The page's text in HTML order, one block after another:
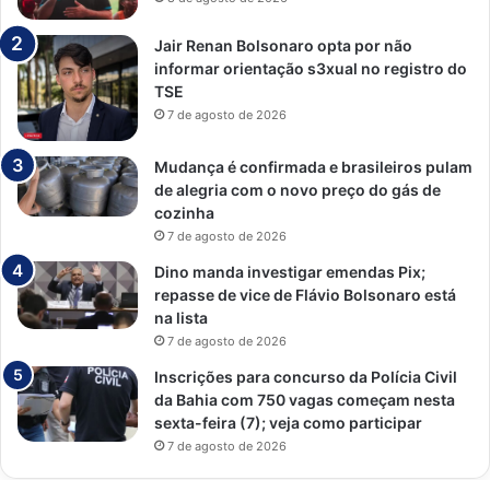
Jair Renan Bolsonaro opta por não
informar orientação s3xual no registro do
TSE
7 de agosto de 2026
Mudança é confirmada e brasileiros pulam
de alegria com o novo preço do gás de
cozinha
7 de agosto de 2026
Dino manda investigar emendas Pix;
repasse de vice de Flávio Bolsonaro está
na lista
7 de agosto de 2026
Inscrições para concurso da Polícia Civil
da Bahia com 750 vagas começam nesta
sexta-feira (7); veja como participar
7 de agosto de 2026